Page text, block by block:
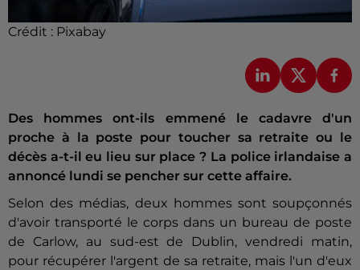
Crédit : Pixabay
Des hommes ont-ils emmené le cadavre d'un
proche à la poste pour toucher sa retraite ou le
décès a-t-il eu lieu sur place ? La police irlandaise a
annoncé lundi se pencher sur cette affaire.
Selon des médias, deux hommes sont soupçonnés
d'avoir transporté le corps dans un bureau de poste
de Carlow, au sud-est de Dublin, vendredi matin,
pour récupérer l'argent de sa retraite, mais l'un d'eux